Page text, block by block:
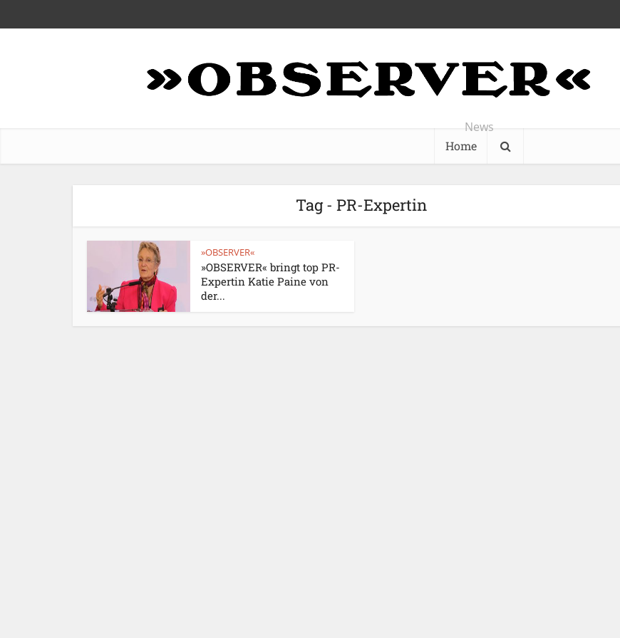
News
Home
Tag - PR-Expertin
»OBSERVER«
»OBSERVER« bringt top PR-
Expertin Katie Paine von
der...